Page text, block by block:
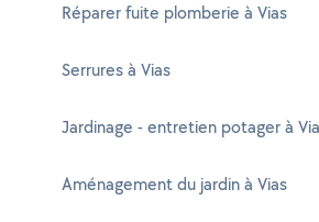
Réparer fuite plomberie à Vias
Serrures à Vias
Jardinage - entretien potager à
Aménagement du jardin à Vias